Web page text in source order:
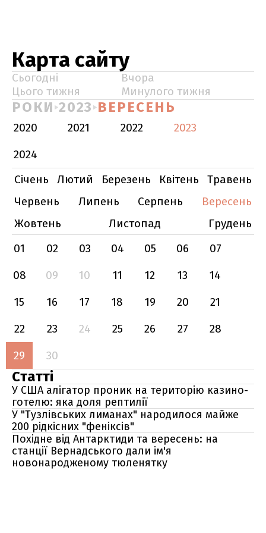
Карта сайту
Сьогодні
Вчора
Цього тижня
Минулого тижня
РОКИ 2023 ВЕРЕСЕНЬ
2020 2021 2022
2023
2024
Січень
Лютий Березень Квітень
Травень
Червень
Липень Серпень
Вересень
Жовтень
Листопад
Грудень
01
02 03 04 05 06
07
08
09 10 11 12 13
14
15
16 17 18 19 20
21
22
23 24 25 26 27
28
29
30
Статті
У США алігатор проник на територію казино-
готелю: яка доля рептилії
У "Тузлівських лиманах" народилося майже
200 рідкісних "феніксів"
Похідне від Антарктиди та вересень: на
станції Вернадського дали ім'я
новонародженому тюленятку